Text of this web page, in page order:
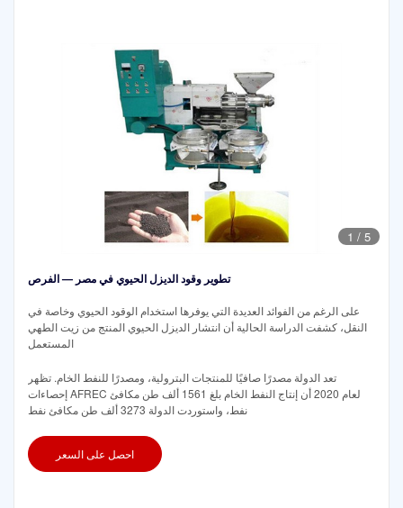
1 / 5
تطوير وقود الديزل الحيوي في مصر — الفرص
على الرغم من الفوائد العديدة التي يوفرها استخدام الوقود الحيوي وخاصة في
النقل، كشفت الدراسة الحالية أن انتشار الديزل الحيوي المنتج من زيت الطهي
المستعمل
تعد الدولة مصدرًا صافيًا للمنتجات البترولية، ومصدرًا للنفط الخام. تظهر
إحصاءات AFREC لعام 2020 أن إنتاج النفط الخام بلغ 1561 ألف طن مكافئ
نفط، واستوردت الدولة 3273 ألف طن مكافئ نفط
احصل على السعر